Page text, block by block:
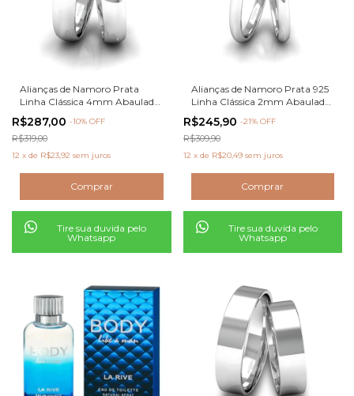
Alianças de Namoro Prata
Linha Clássica 4mm Abaulada
Polida
R$287,00 -10% OFF
R$319,00
12 x de R$23,92 sem juros
Tire sua duvida pelo
Whatsapp
Alianças de Namoro Prata 925
Linha Clássica 2mm Abaulada
Polida
R$245,90 -21% OFF
R$309,90
12 x de R$20,49 sem juros
Tire sua duvida pelo
Whatsapp